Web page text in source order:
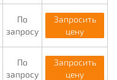
По
запросу
Запросить
цену
По
запросу
Запросить
цену